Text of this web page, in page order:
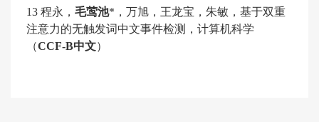
13 程永， 毛莺池* ，万旭，王龙宝，朱敏，基于双重
注意力的无触发词中文事件检测，计算机科学
（CCF-B中文）